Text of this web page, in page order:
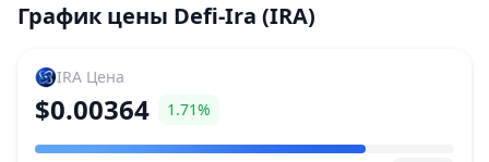
График цены Defi-Ira (IRA)
IRA Цена
$0.00364 1.71%